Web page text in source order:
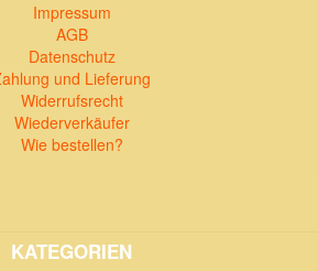
Impressum
AGB
Datenschutz
und Lieferung
Widerrufsrecht
Wiederverkäufer
Wie bestellen?
KATEGORIEN